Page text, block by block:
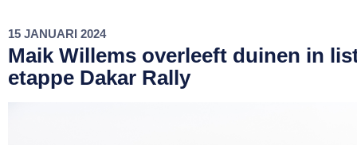
15 JANUARI 2024
Maik Willems overleeft duinen in
etappe Dakar Rally